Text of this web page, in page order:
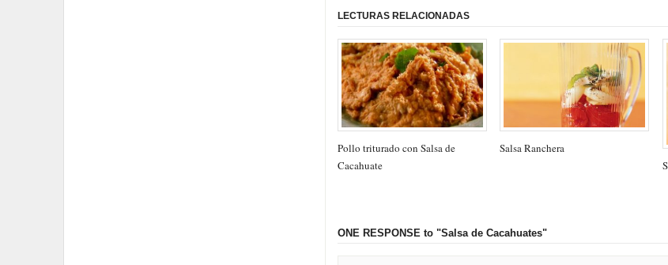
LECTURAS RELACIONADAS
Pollo triturado con Salsa de
Cacahuate
Salsa Ranchera
ONE RESPONSE to "Salsa de Cacahuates"